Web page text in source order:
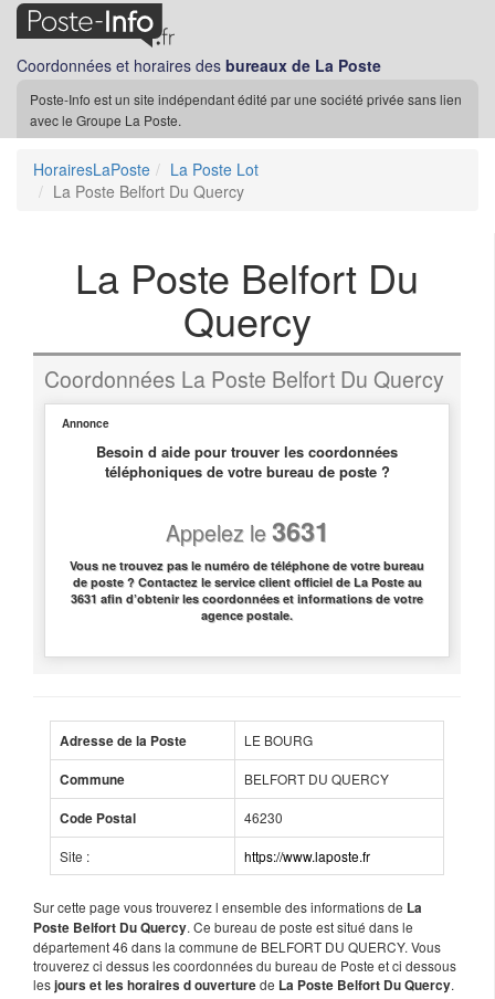
Coordonnées et horaires des bureaux de La Poste
Poste-Info est un site indépendant édité par une société privée sans lien
avec le Groupe La Poste.
HorairesLaPoste
La Poste Lot
La Poste Belfort Du Quercy
La Poste Belfort Du
Quercy
Coordonnées La Poste Belfort Du Quercy
Annonce
Besoin d aide pour trouver les coordonnées
téléphoniques de votre bureau de poste ?
Appelez le3631
Vous ne trouvez pas le numéro de téléphone de votre bureau
de poste ? Contactez le service client officiel de La Poste au
3631 afin d’obtenir les coordonnées et informations de votre
agence postale.
Adresse de la Poste LE BOURG
Commune BELFORT DU QUERCY
Code Postal 46230
Site : https://www.laposte.fr
Sur cette page vous trouverez l ensemble des informations de La
Poste Belfort Du Quercy. Ce bureau de poste est situé dans le
département 46 dans la commune de BELFORT DU QUERCY. Vous
trouverez ci dessus les coordonnées du bureau de Poste et ci dessous
lesjours et les horaires d ouverturede La Poste Belfort Du Quercy.